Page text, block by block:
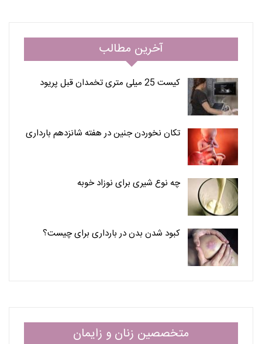
آخرین مطالب
کیست 25 میلی متری تخمدان قبل پریود
تکان نخوردن جنین در هفته شانزدهم بارداری
چه نوع شیری برای نوزاد خوبه
کبود شدن بدن در بارداری برای چیست؟
متخصصین زنان و زایمان